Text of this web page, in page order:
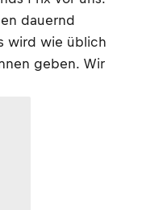
dauernd
wird wie üblich
geben. Wir